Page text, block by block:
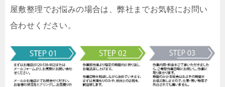
屋敷整理でお悩みの場合は、弊社までお気軽にお問い
合わせください。